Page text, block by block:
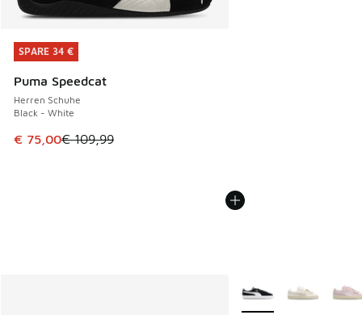
SPARE 34 €
Puma Speedcat
Herren Schuhe
Black - White
Dieser Artikel ist im Sale. Der Preis ist von € 109,99 auf €
€ 75,00€ 109,99
SPARE 34 €
Weitere Farben